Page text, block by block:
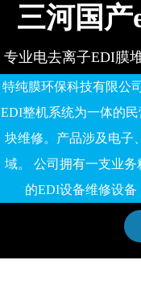
三河国
专业电去离子EDI膜
特纯膜环保科技有限公
EDI整机系统为一体的
块维修。产品涉及电子
域。 公司拥有一支业
的EDI设备维修设